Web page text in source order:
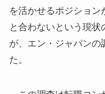
を活かせるポジショ
と合わないという現状
が、エン・ジャパンの
た。